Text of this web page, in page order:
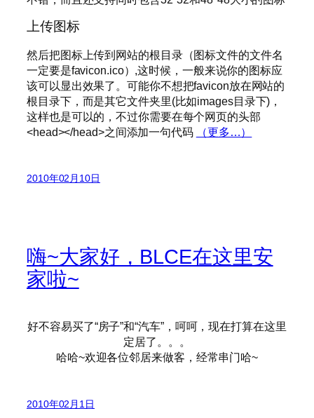
上传图标
然后把图标上传到网站的根目录（图标文件的文件名
一定要是favicon.ico）,这时候，一般来说你的图标应
该可以显出效果了。可能你不想把favicon放在网站的
根目录下，而是其它文件夹里(比如images目录下)，
这样也是可以的，不过你需要在每个网页的头部
<head></head>之间添加一句代码
（更多…）
2010年02月10日
嗨~大家好，BLCE在这里安
家啦~
好不容易买了“房子”和“汽车”，呵呵，现在打算在这里
定居了。。。
哈哈~欢迎各位邻居来做客，经常串门哈~
2010年02月1日